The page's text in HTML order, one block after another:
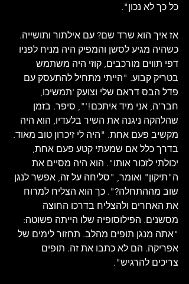
כל כך לא נכון".
אז איך הוא שרד שם? עם אילתור ותושייה.
כשהיה מגיע לסשן והמפיק היה מניח לפניו
דפי תווים מורכבים, קוזי היה משתמש
בטריק קבוע. "הייתי מתחיל להתעסק עם
פדל הבס דראם שלי וצועק 'תמשיכו,
חבר'ה, אני מיד איתכם!'", סיפר. בזמן
שהלהקה ניגנה את השיר בלעדיו, הוא היה
מקשיב פעם אחת. "היה לי זיכרון טוב מאוד.
בדרך כלל אם שמעתי קטע פעם אחת,
יכולתי לזכור אותו". הוא היה מסיים את
ה"תיקון" ואומר, "סליחה על זה, אפשר לנגן
שוב מההתחלה?". כך הוא הצליח למרוח
את האחרים ולהצליח בדרכו החוצה
מסשנים. הפילוסופיה שלו הייתה פשוטה:
"אתה מנגן תופים מהלב. תחזור לימים של
אפריקה. הם לא כתבו את זה. תופים
צריכים להרגיש".